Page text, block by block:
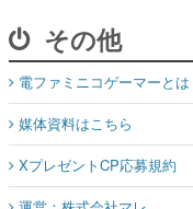
その他
電ファミニコゲーマーとは
媒体資料はこちら
XプレゼントCP応募規約